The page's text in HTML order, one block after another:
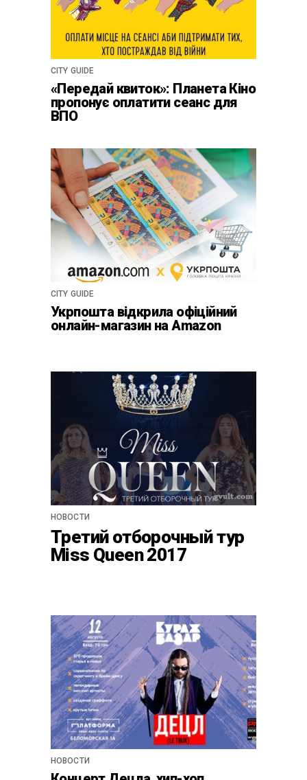
CITY GUIDE
«Передай квиток»: Планета Кіно
пропонує оплатити сеанс для
ВПО
CITY GUIDE
Укрпошта відкрила офіційний
онлайн-магазин на Amazon
НОВОСТИ
Третий отборочный тур
Miss Queen 2017
НОВОСТИ